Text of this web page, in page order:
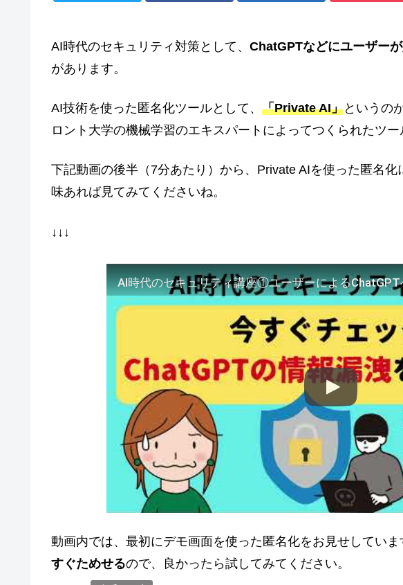
AI時代のセキュリティ対策として、 ChatGPTなどにユーザー
があります。
AI技術を使った匿名化ツールとして、 「Private AI」というの
ロント大学の機械学習のエキスパートによってつくられたツー
下記動画の後半（7分あたり）から、Private AIを使った匿名
味あれば見てみてくださいね。
↓↓↓
動画内では、最初にデモ画面を使った匿名化をお見せしていま
すぐためせるので、良かったら試してみてください。